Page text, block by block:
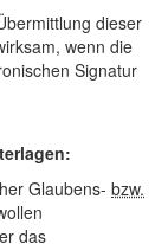
dieser
wenn die
Signatur
Glaubens- bzw.
das